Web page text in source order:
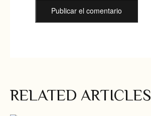
RELATED ARTICLES